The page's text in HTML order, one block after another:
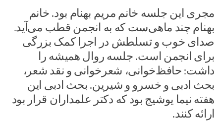
مجری این جلسه خانم مریم بهنام بود. خانم
بهنام چند ماهی‌ست که به انجمن قطب می‌آید.
صدای خوب و تسلطش در اجرا کمک بزرگی
برای انجمن است. جلسه روال همیشه را
داشت: حافظ‌خوانی، شعرخوانی و نقد شعر،
بحث ادبی و خسرو و شیرین. بحث ادبی این
هفته نیما یوشیج بود که دکتر علمداران قرار بود
ارائه کنند.